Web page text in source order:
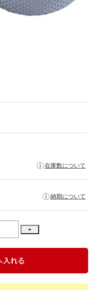
在庫数について
納期について